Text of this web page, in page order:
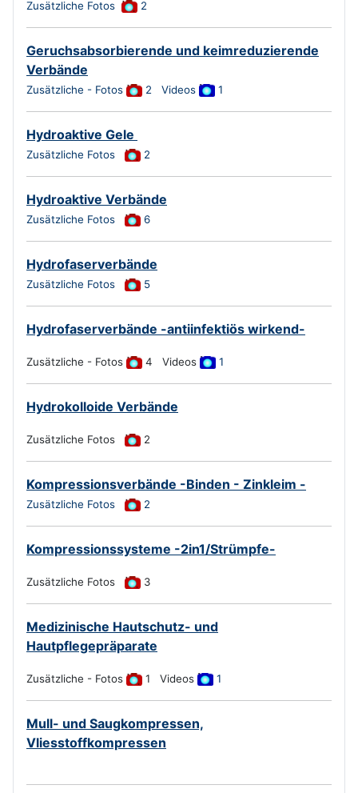
Zusätzliche Fotos 2
Geruchsabsorbierende und keimreduzierende
Verbände
Zusätzliche - Fotos 2 Videos 1
Hydroaktive Gele
Zusätzliche Fotos 2
Hydroaktive Verbände
Zusätzliche Fotos 6
Hydrofaserverbände
Zusätzliche Fotos 5
Hydrofaserverbände -antiinfektiös wirkend-
Zusätzliche - Fotos 4 Videos 1
Hydrokolloide Verbände
Zusätzliche Fotos 2
Kompressionsverbände -Binden - Zinkleim -
Zusätzliche Fotos 2
Kompressionssysteme -2in1/Strümpfe-
Zusätzliche Fotos 3
Medizinische Hautschutz- und
Hautpflegepräparate
Zusätzliche - Fotos 1 Videos 1
Mull- und Saugkompressen,
Vliesstoffkompressen